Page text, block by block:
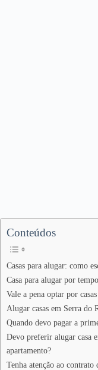
Conteúdos
Casas para alugar: como
Casa para alugar por
Vale a pena optar por
Alugar casas em Serra do
Quando devo pagar a
Devo preferir alugar casa
apartamento?
Tenha atenção ao